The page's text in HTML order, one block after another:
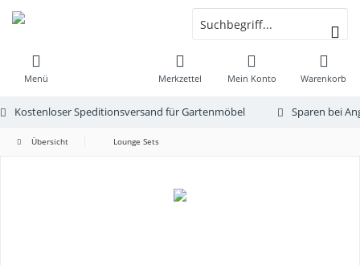
Menü Warenkorb
Merkzettel Mein Konto
Kostenloser Speditionsversand für Gartenmöbel Sparen bei
Übersicht Lounge Sets